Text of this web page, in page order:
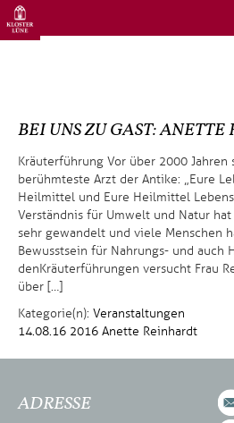
BEI UNS ZU GAST:
Kräuterführung Vor über 2000 Jahren
berühmteste Arzt der Antike: „Eure
Heilmittel und Eure Heilmittel
Verständnis für Umwelt und Natur
sehr gewandelt und viele Menschen
Bewusstsein für Nahrungs- und
den Kräuterführungen versucht Frau
über […]
Kategorie(n): Veranstaltungen
14.08.16 2016 Anette Reinhardt
ADRESSE